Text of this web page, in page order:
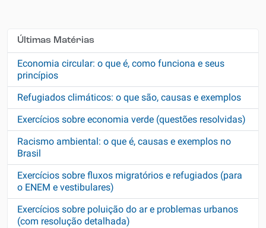
Últimas Matérias
Economia circular: o que é, como funciona e seus
princípios
Refugiados climáticos: o que são, causas e exemplos
Exercícios sobre economia verde (questões resolvidas)
Racismo ambiental: o que é, causas e exemplos no
Brasil
Exercícios sobre fluxos migratórios e refugiados (para
o ENEM e vestibulares)
Exercícios sobre poluição do ar e problemas urbanos
(com resolução detalhada)